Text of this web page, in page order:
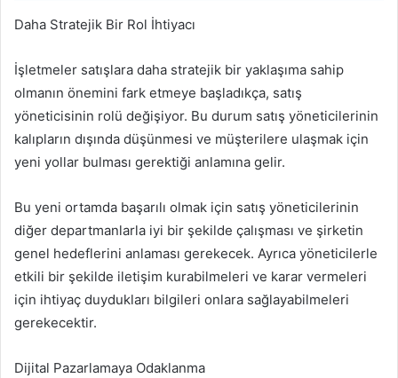
Daha Stratejik Bir Rol İhtiyacı
İşletmeler satışlara daha stratejik bir yaklaşıma sahip
olmanın önemini fark etmeye başladıkça, satış
yöneticisinin rolü değişiyor. Bu durum satış yöneticilerinin
kalıpların dışında düşünmesi ve müşterilere ulaşmak için
yeni yollar bulması gerektiği anlamına gelir.
Bu yeni ortamda başarılı olmak için satış yöneticilerinin
diğer departmanlarla iyi bir şekilde çalışması ve şirketin
genel hedeflerini anlaması gerekecek. Ayrıca yöneticilerle
etkili bir şekilde iletişim kurabilmeleri ve karar vermeleri
için ihtiyaç duydukları bilgileri onlara sağlayabilmeleri
gerekecektir.
Dijital Pazarlamaya Odaklanma